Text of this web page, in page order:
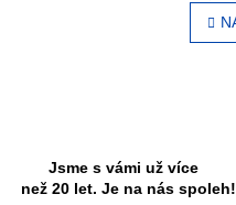
Jsme s vámi už více
než 20 let. Je na nás spoleh!